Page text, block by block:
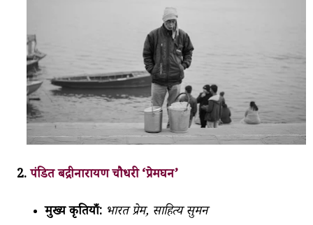
2.पंडित बद्रीनारायण चौधरी ‘प्रेमघन’
मुख्य कृतियाँ: भारत प्रेम, साहित्य सुमन